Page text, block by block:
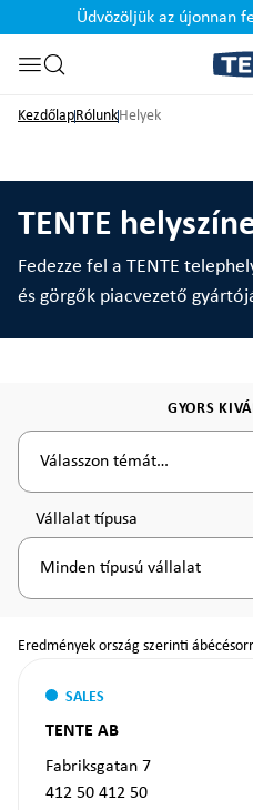
Ugrás a kereséshez
Üdvözöljük az újonnan
KezdőlapRólunkHelyek
TENTE
Fedezze fel a TENTE
és görgők piacvezető
GYORS
Válasszon témát…
Vállalat típusa
Minden típusú vállalat
Eredmények ország szerinti
SALES
TENTE AB
Fabriksgatan 7
412 50 412 50